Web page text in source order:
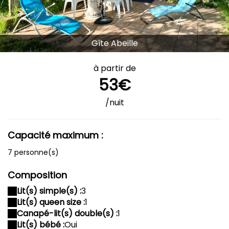
Gîte Abeille
à partir de
53€
/nuit
Capacité maximum :
7 personne(s)
Composition
Lit(s) simple(s) :3
Lit(s) queen size :1
Canapé-lit(s) double(s) :1
Lit(s) bébé :Oui